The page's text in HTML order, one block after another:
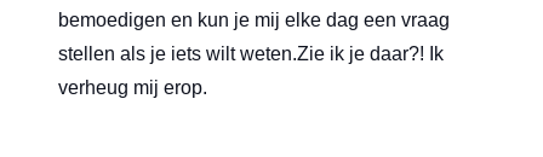
bemoedigen en kun je mij elke dag een vraag
stellen als je iets wilt weten.Zie ik je daar?! Ik
verheug mij erop.